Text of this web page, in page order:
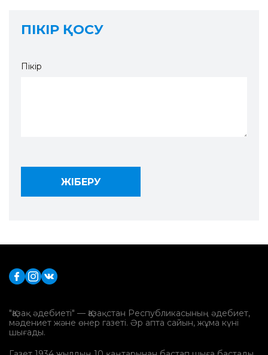
ПІКІР ҚОСУ
Пікір
"Қазақ әдебиеті" — Қазақстан Республикасының әдебиет,
мәдениет және өнер газеті. Әр апта сайын, жұма күні
шығады.